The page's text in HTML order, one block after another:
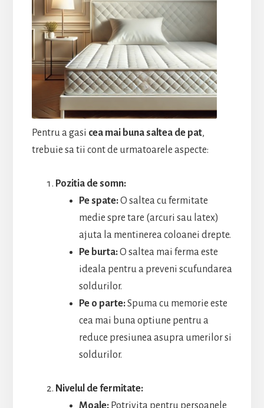
Pentru a gasi cea mai buna saltea de pat,
trebuie sa tii cont de urmatoarele aspecte:
Pozitia de somn:
Pe spate:O saltea cu fermitate
medie spre tare (arcuri sau latex)
ajuta la mentinerea coloanei drepte.
Pe burta:O saltea mai ferma este
ideala pentru a preveni scufundarea
soldurilor.
Pe o parte:Spuma cu memorie este
cea mai buna optiune pentru a
reduce presiunea asupra umerilor si
soldurilor.
Nivelul de fermitate:
Moale:Potrivita pentru persoanele